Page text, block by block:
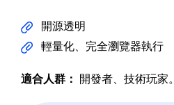
開源透明
輕量化、完全瀏覽器執行
適合人群： 開發者、技術玩家。